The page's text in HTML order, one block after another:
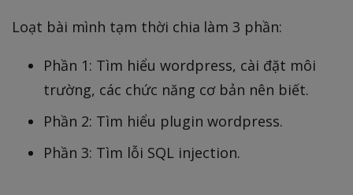
Loạt bài mình tạm thời chia làm 3 phần:
Phần 1: Tìm hiểu wordpress, cài đặt môi
trường, các chức năng cơ bản nên biết.
Phần 2: Tìm hiểu plugin wordpress.
Phần 3: Tìm lỗi SQL injection.